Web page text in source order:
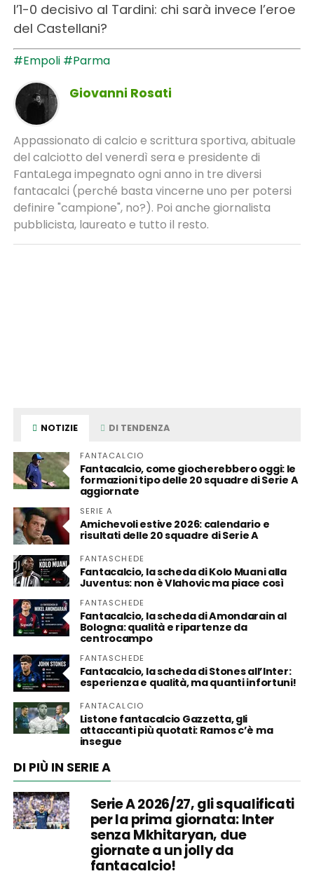
l’1-0 decisivo al Tardini: chi sarà invece l’eroe
del Castellani?
#Empoli #Parma
Giovanni Rosati
Appassionato di calcio e scrittura sportiva, abituale
del calciotto del venerdì sera e presidente di
FantaLega impegnato ogni anno in tre diversi
fantacalci (perché basta vincerne uno per potersi
definire "campione", no?). Poi anche giornalista
pubblicista, laureato e tutto il resto.
NOTIZIE DI TENDENZA
FANTACALCIO
Fantacalcio, come giocherebbero oggi: le
formazioni tipo delle 20 squadre di Serie A
aggiornate
SERIE A
Amichevoli estive 2026: calendario e
risultati delle 20 squadre di Serie A
FANTASCHEDE
Fantacalcio, la scheda di Kolo Muani alla
Juventus: non è Vlahovic ma piace così
FANTASCHEDE
Fantacalcio, la scheda di Amondarain al
Bologna: qualità e ripartenze da
centrocampo
FANTASCHEDE
Fantacalcio, la scheda di Stones all’Inter:
esperienza e qualità, ma quanti infortuni!
FANTACALCIO
Listone fantacalcio Gazzetta, gli
attaccanti più quotati: Ramos c’è ma
insegue
DI PIÙ IN SERIE A
Serie A 2026/27, gli squalificati
per la prima giornata: Inter
senza Mkhitaryan, due
giornate a un jolly da
fantacalcio!